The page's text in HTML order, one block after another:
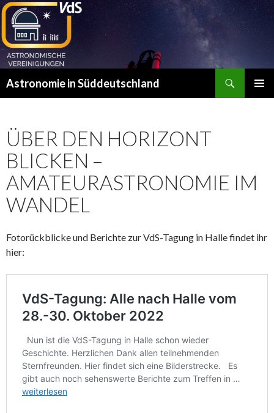
Astronomie in Süddeutschland
ÜBER DEN HORIZONT
BLICKEN –
AMATEURASTRONOMIE IM
WANDEL
Fotorückblicke und Berichte zur VdS-Tagung in Halle findet ihr
hier: